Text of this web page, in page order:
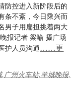
防控进入新阶段后的
条不紊，今日乘兴而
男子用扁担挑着两大
报记者 梁喻 摄广场
护人员沟通……更
广州火车站,羊城晚报,